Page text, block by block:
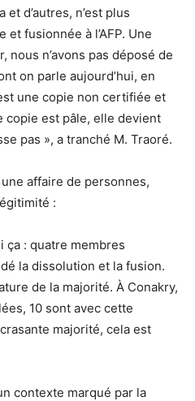
d’autres, n’est plus
et fusionnée à l’AFP. Une
n’avons pas déposé de
on parle aujourd’hui, en
une copie non certifiée et
copie est pâle, elle devient
pas », a tranché M. Traoré.
affaire de personnes,
:
ça : quatre membres
la dissolution et la fusion.
de la majorité. À Conakry,
10 sont avec cette
majorité, cela est
contexte marqué par la